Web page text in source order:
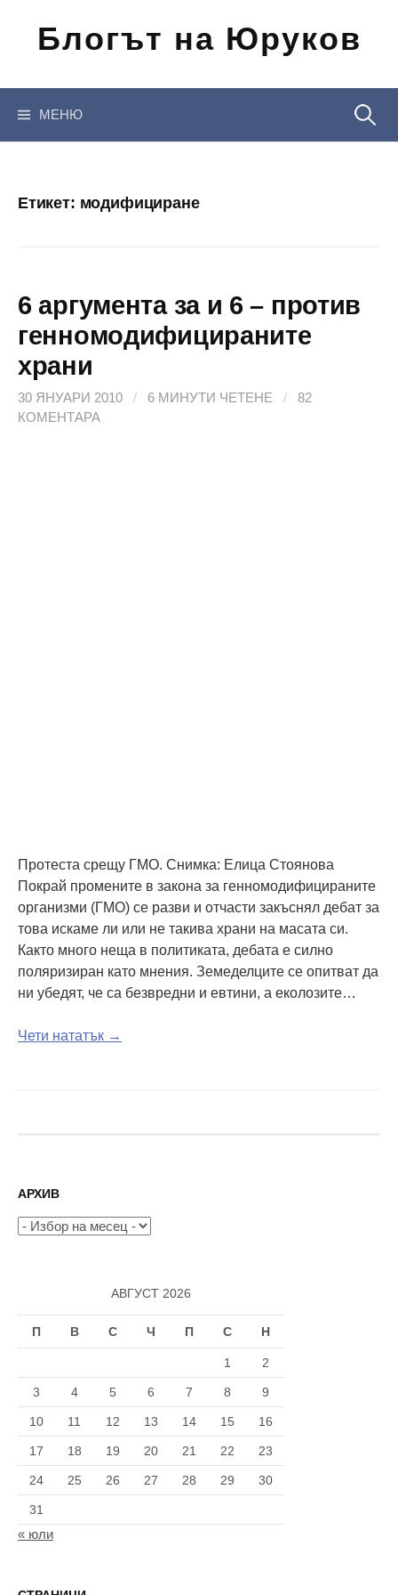
съдържанието
Блогът на Юруков
МЕНЮ
Етикет: модифициране
6 аргумента за и 6 – против
генномодифицираните
храни
30 ЯНУАРИ 2010 / 6 МИНУТИ ЧЕТЕНЕ /
82
КОМЕНТАРА
Протеста срещу ГМО. Снимка: Елица Стоянова
Покрай промените в закона за генномодифицираните
организми (ГМО) се разви и отчасти закъснял дебат за
това искаме ли или не такива храни на масата си.
Както много неща в политиката, дебата е силно
поляризиран като мнения. Земеделците се опитват да
ни убедят, че са безвредни и евтини, а еколозите…
Чети нататък →
АРХИВ
Архив
АВГУСТ 2026
П В С Ч П С Н
1 2
3 4 5 6 7 8 9
10 11 12 13 14 15 16
17 18 19 20 21 22 23
24 25 26 27 28 29 30
31
« юли